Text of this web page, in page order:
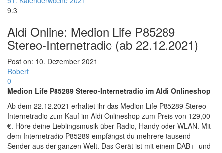
9.3
Aldi Online: Medion Life P85289
Stereo-Internetradio (ab 22.12.2021)
Post on: 10. Dezember 2021
Robert
0
Medion Life P85289 Stereo-Internetradio im Aldi Onlineshop
Ab dem 22.12.2021 erhaltet ihr das Medion Life P85289 Stereo-
Internetradio zum Kauf im Aldi Onlineshop zum Preis von 129,00
€. Höre deine Lieblingsmusik über Radio, Handy oder WLAN. Mit
dem Internetradio P85289 empfängst du mehrere tausend
Sender aus der ganzen Welt. Das Gerät ist mit einem DAB+- und